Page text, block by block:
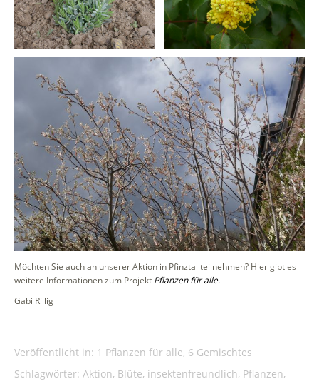
Möchten Sie auch an unserer Aktion in Pfinztal teilnehmen? Hier gibt es
weitere Informationen zum Projekt Pflanzen für alle.
Gabi Rillig
Veröffentlicht in: 1 Pflanzen für alle, 6 Gemischtes
Schlagwörter: Aktion, Blüte, insektenfreundlich, Pflanzen,